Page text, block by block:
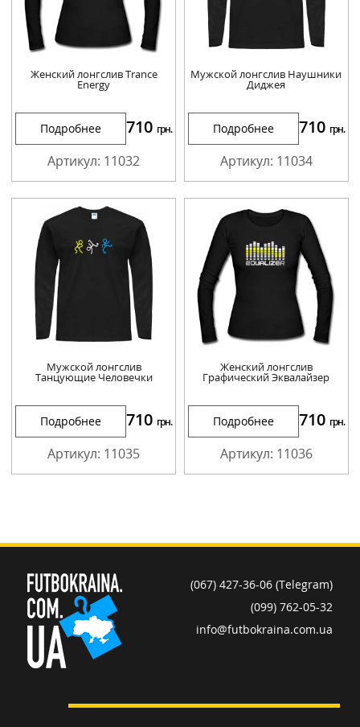
Женский лонгслив Trance
Energy
Подробнее 710 грн.
Артикул: 11032
Мужской лонгслив Наушники
Диджея
Подробнее 710 грн.
Артикул: 11034
Мужской лонгслив
Танцующие Человечки
Подробнее 710 грн.
Артикул: 11035
Женский лонгслив
Графический Эквалайзер
Подробнее 710 грн.
Артикул: 11036
(067) 427-36-06 (Telegram)
(099) 762-05-32
info@futbokraina.com.ua